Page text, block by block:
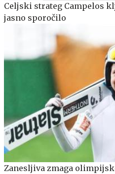
Celjski strateg Campelos
jasno sporočilo
Zanesljiva zmaga